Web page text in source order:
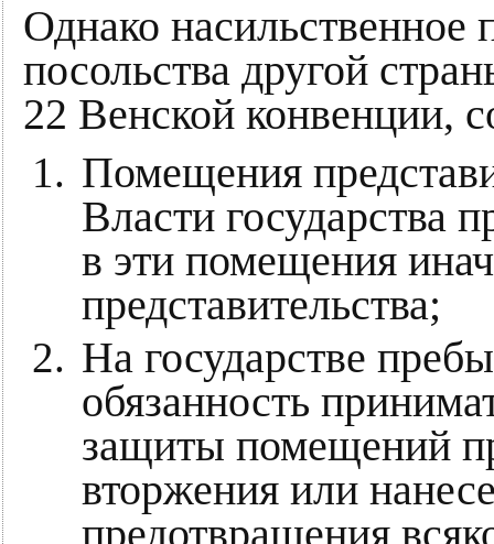
Однако насильственное
посольства другой
22 Венской конвенции,
Помещения
Власти государства
в эти помещения
представительства;
На государстве
обязанность
защиты помещений
вторжения или
предотвращения